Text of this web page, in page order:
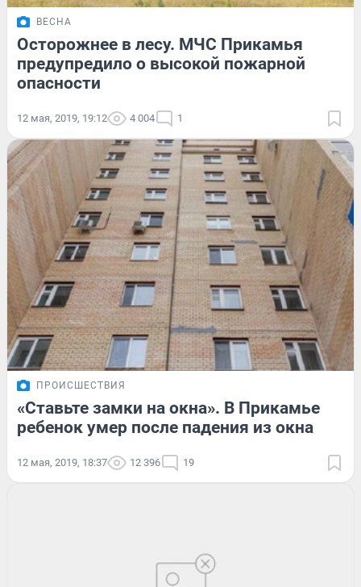
ВЕСНА
Осторожнее в лесу. МЧС Прикамья
предупредило о высокой пожарной
опасности
12 мая, 2019, 19:12 4 004 1
ПРОИСШЕСТВИЯ
«Ставьте замки на окна». В Прикамье
ребенок умер после падения из окна
12 мая, 2019, 18:37 12 396 19